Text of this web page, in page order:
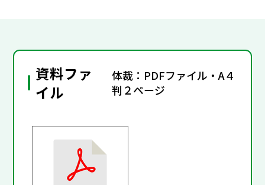
資料ファ
イル
体裁：PDFファイル・A４
判２ページ